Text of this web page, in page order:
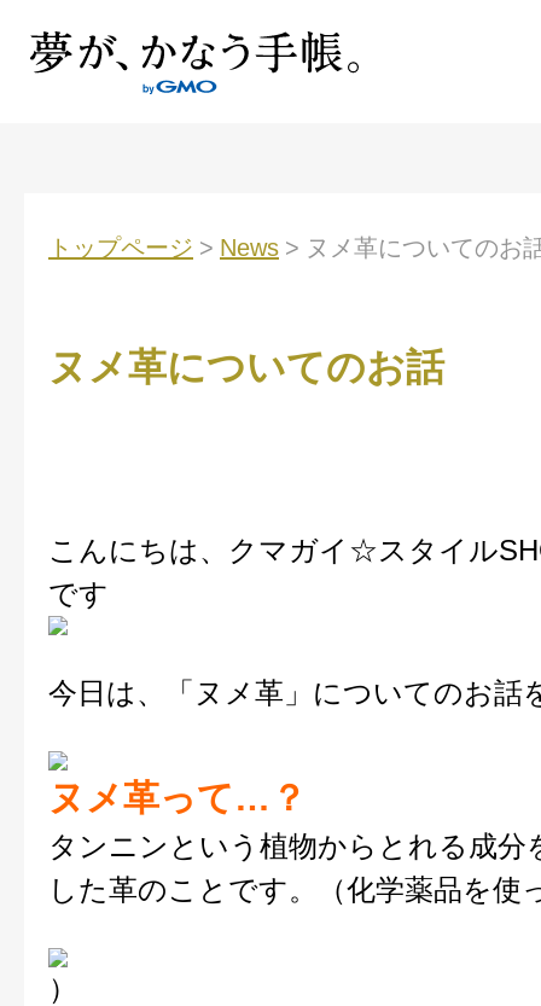
トップページ > News > ヌメ革についてのお
ヌメ革についてのお話
こんにちは、クマガイ☆スタイル
です
今日は、「ヌメ革」についてのお話
ヌメ革って…？
タンニンという植物からとれる成分
した革のことです。（化学薬品を使
）